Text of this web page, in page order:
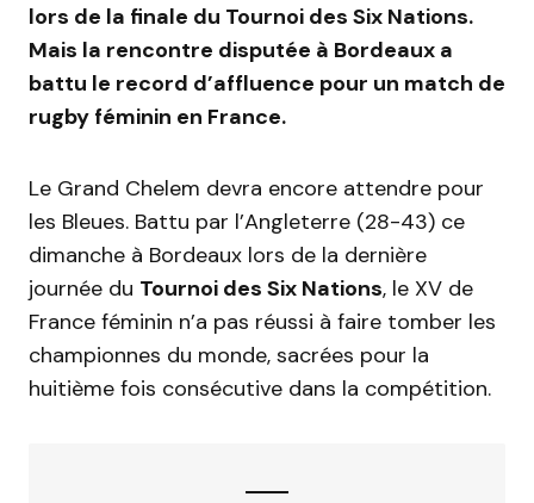
lors de la finale du Tournoi des Six Nations.
Mais la rencontre disputée à Bordeaux a
battu le record d’affluence pour un match de
rugby féminin en France.
Le Grand Chelem devra encore attendre pour
les Bleues. Battu par l’Angleterre (28-43) ce
dimanche à Bordeaux lors de la dernière
journée du Tournoi des Six Nations, le XV de
France féminin n’a pas réussi à faire tomber les
championnes du monde, sacrées pour la
huitième fois consécutive dans la compétition.